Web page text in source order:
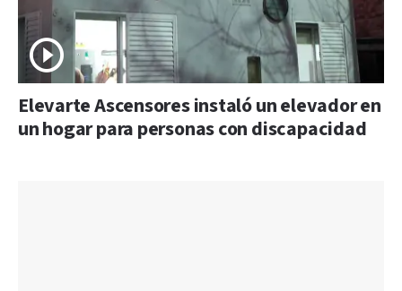
Elevarte Ascensores instaló un elevador en
un hogar para personas con discapacidad